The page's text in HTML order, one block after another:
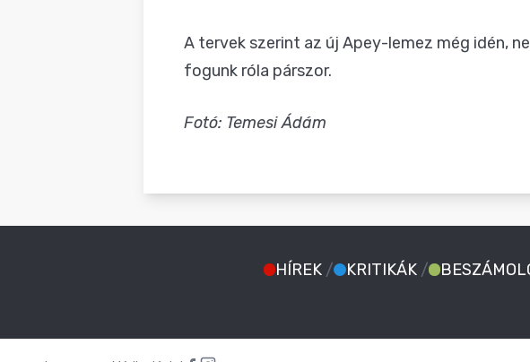
A tervek szerint az új Apey-lemez még idén,
fogunk róla párszor.
Fotó: Temesi Ádám
HÍREK / KRITIKÁK /